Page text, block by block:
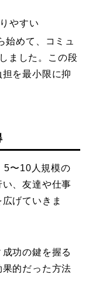
やすい
めて、コミュ
ました。この段
を最小限に抑
5〜10人規模の
、友達や仕事
げていきま
功の鍵を握る
的だった方法